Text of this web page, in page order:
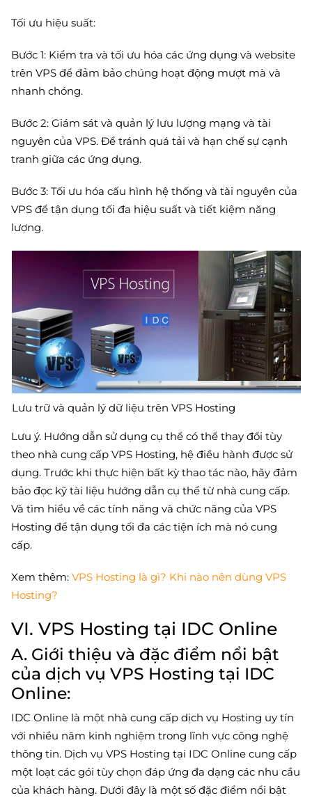
Tối ưu hiệu suất:
Bước 1: Kiểm tra và tối ưu hóa các ứng dụng và website
trên VPS để đảm bảo chúng hoạt động mượt mà và
nhanh chóng.
Bước 2: Giám sát và quản lý lưu lượng mạng và tài
nguyên của VPS. Để tránh quá tải và hạn chế sự cạnh
tranh giữa các ứng dụng.
Bước 3: Tối ưu hóa cấu hình hệ thống và tài nguyên của
VPS để tận dụng tối đa hiệu suất và tiết kiệm năng
lượng.
Lưu trữ và quản lý dữ liệu trên VPS Hosting
Lưu ý. Hướng dẫn sử dụng cụ thể có thể thay đổi tùy
theo nhà cung cấp VPS Hosting, hệ điều hành được sử
dụng. Trước khi thực hiện bất kỳ thao tác nào, hãy đảm
bảo đọc kỹ tài liệu hướng dẫn cụ thể từ nhà cung cấp.
Và tìm hiểu về các tính năng và chức năng của VPS
Hosting để tận dụng tối đa các tiện ích mà nó cung
cấp.
Xem thêm:VPS Hosting là gì? Khi nào nên dùng VPS
Hosting?
VI. VPS Hosting tại IDC Online
A. Giới thiệu và đặc điểm nổi bật
của dịch vụ VPS Hosting tại IDC
Online:
IDC Online là một nhà cung cấp dịch vụ Hosting uy tín
với nhiều năm kinh nghiệm trong lĩnh vực công nghệ
thông tin. Dịch vụ VPS Hosting tại IDC Online cung cấp
một loạt các gói tùy chọn đáp ứng đa dạng các nhu cầu
của khách hàng. Dưới đây là một số đặc điểm nổi bật